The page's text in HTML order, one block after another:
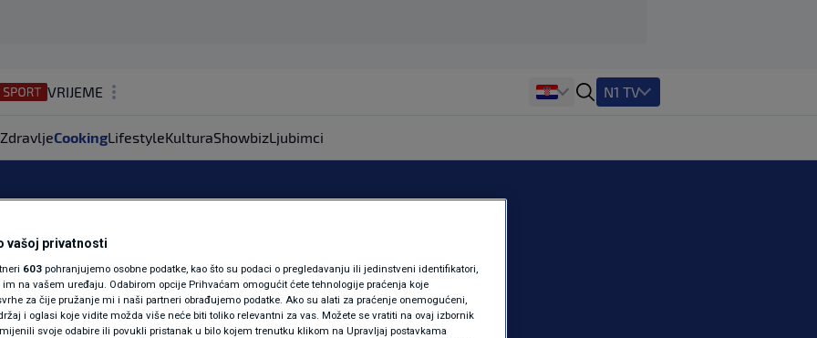
VRIJEME
REGIJA
MAGAZIN
KOLUMNE
N1(DIS)INFO
N1 TV
ZdravljeCookingLifestyleKulturaShowbizLjubimci
samo ovako
je gotov, a puno
vašoj privatnosti
603 pohranjujemo osobne podatke, kao što su podaci o pregledavanju ili jedinstveni identifikatori,
na vašem uređaju. Odabirom opcije Prihvaćam omogućit ćete tehnologije praćenja koje
za čije pružanje mi i naši partneri obrađujemo podatke. Ako su alati za praćenje onemogućeni,
i oglasi koje vidite možda više neće biti toliko relevantni za vas. Možete se vratiti na ovaj izbornik
svoje odabire ili povukli pristanak u bilo kojem trenutku klikom na Upravljaj postavkama